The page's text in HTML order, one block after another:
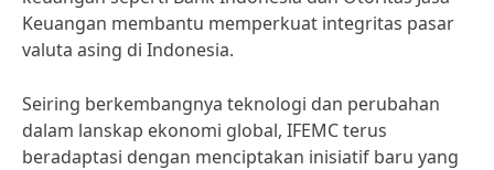
Keuangan membantu memperkuat integritas pasar
valuta asing di Indonesia.
Seiring berkembangnya teknologi dan perubahan
dalam lanskap ekonomi global, IFEMC terus
beradaptasi dengan menciptakan inisiatif baru yang